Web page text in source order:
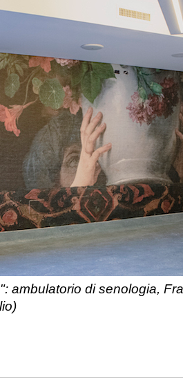
ambulatorio di senologia,